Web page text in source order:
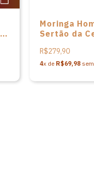
Moringa
Sertão da
R$279,90
4x de R$69,98